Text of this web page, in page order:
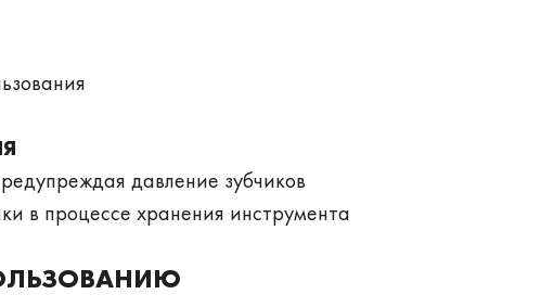
давление зубчиков
в процессе хранения инструмента